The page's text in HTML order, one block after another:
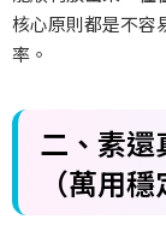
核心原則都是不容
率。
二、素
（萬用穩